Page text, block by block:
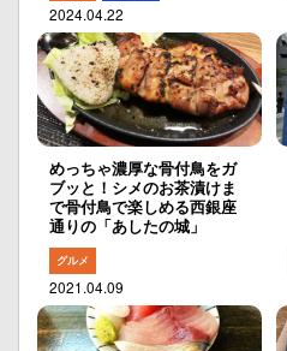
2024.04.22
めっちゃ濃厚な骨付鳥をガ
ブッと！シメのお茶漬けま
で骨付鳥で楽しめる西銀座
通りの「あしたの城」
グルメ
2021.04.09